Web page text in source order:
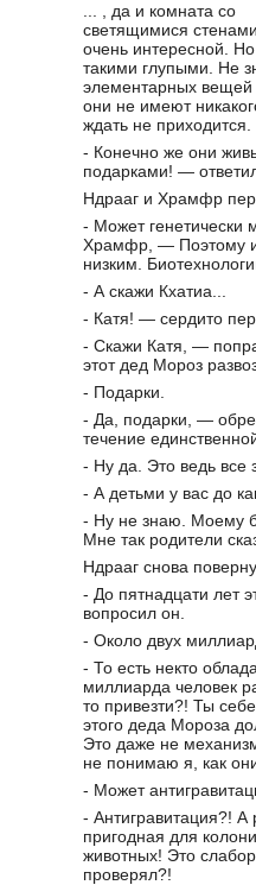
... , да и комната со
светящимися
очень интересной.
такими глупыми. Не
элементарных вещей
они не имеют
ждать не приходится.
- Конечно же они
подарками! —
Ндрааг и Храмфр
- Может
Храмфр, — Поэтому и
низким.
- А скажи Кхатиа...
- Катя! — сердито
- Скажи Катя, —
этот дед Мороз
- Подарки.
- Да, подарки, —
течение
- Ну да. Это ведь все
- А детьми у вас до
- Ну не знаю. Моему
Мне так родители
Ндрааг снова
- До пятнадцати лет
вопросил он.
- Около двух
- То есть некто
миллиарда человек
то привезти?! Ты
этого деда Мороза
Это даже не
не понимаю я, как
- Может
- Антигравитация?! А
пригодная для
животных! Это
проверял?!